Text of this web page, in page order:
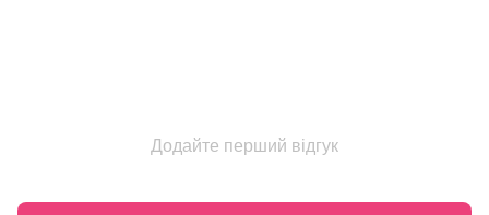
Додайте перший відгук